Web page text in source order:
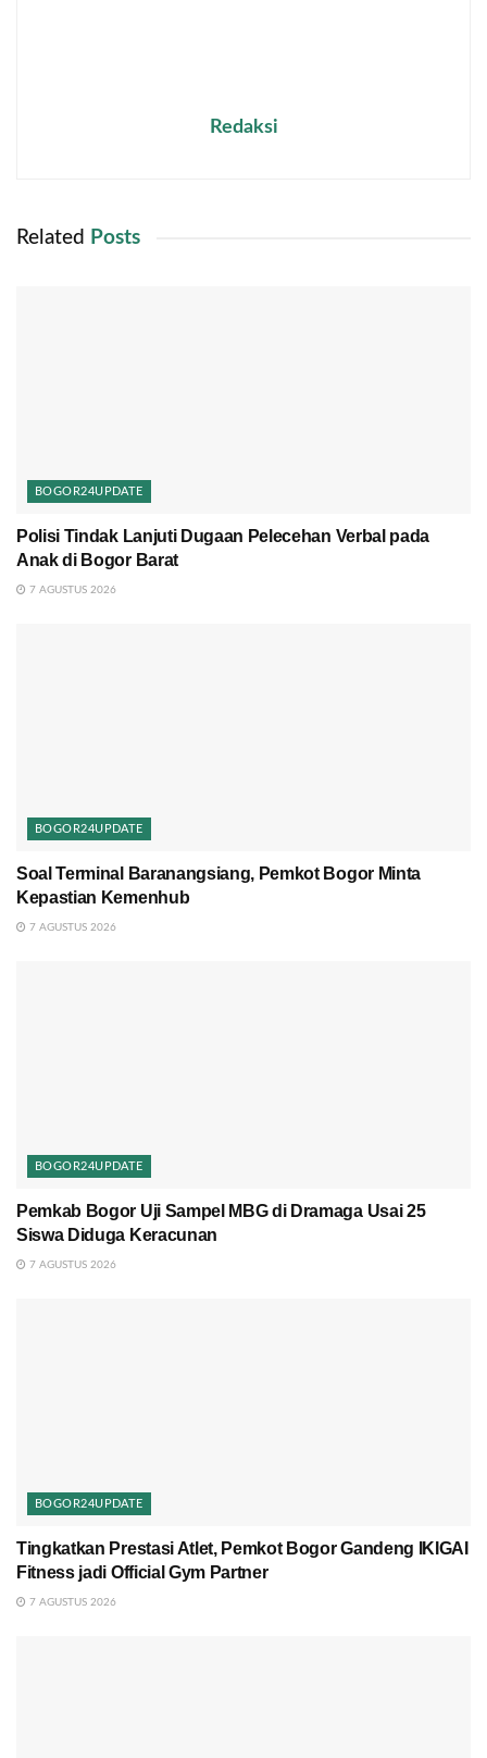
Redaksi
Related Posts
BOGOR24UPDATE
Polisi Tindak Lanjuti Dugaan Pelecehan Verbal pada
Anak di Bogor Barat
7 AGUSTUS 2026
BOGOR24UPDATE
Soal Terminal Baranangsiang, Pemkot Bogor Minta
Kepastian Kemenhub
7 AGUSTUS 2026
BOGOR24UPDATE
Pemkab Bogor Uji Sampel MBG di Dramaga Usai 25
Siswa Diduga Keracunan
7 AGUSTUS 2026
BOGOR24UPDATE
Tingkatkan Prestasi Atlet, Pemkot Bogor Gandeng IKIGAI
Fitness jadi Official Gym Partner
7 AGUSTUS 2026